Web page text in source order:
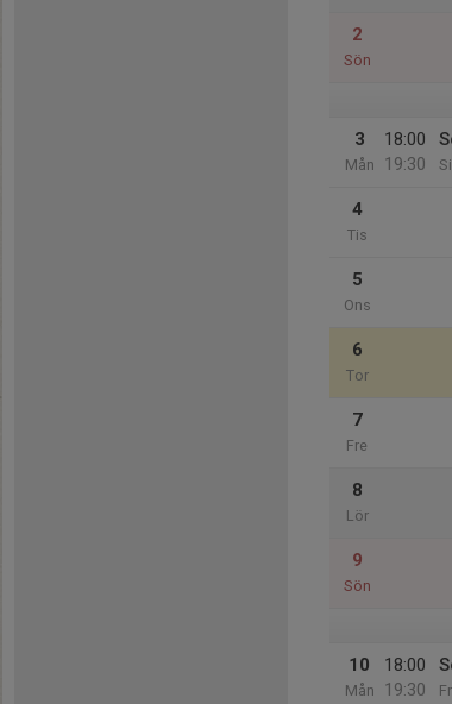
2
Sön
3
Mån
18:00
19:30
4
Tis
5
Ons
6
Tor
7
Fre
8
Lör
9
Sön
10
Mån
18:00
19:30